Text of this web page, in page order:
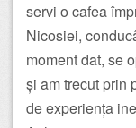
servi o cafea
Nicosiei,
moment dat, se
și am trecut prin
de experiența